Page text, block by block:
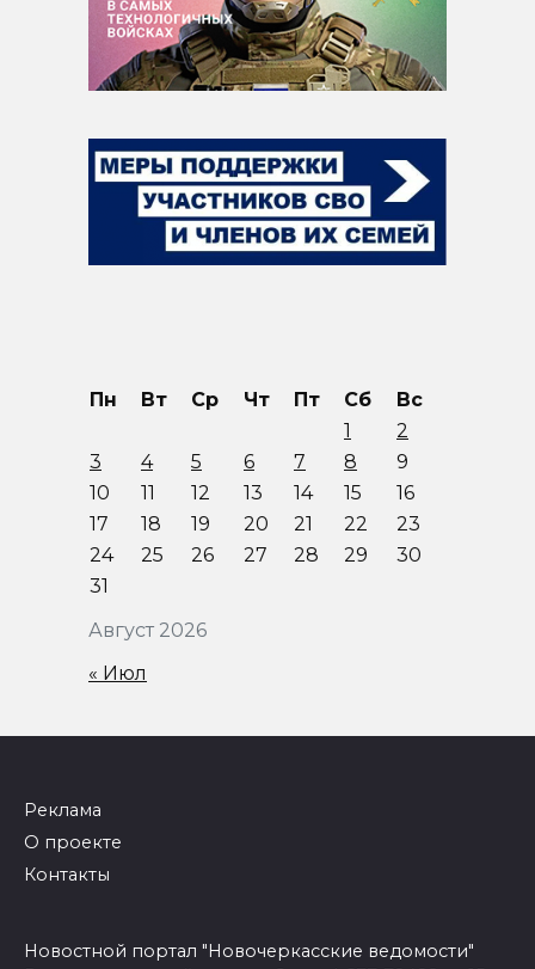
Август 2026
Пн Вт Ср Чт Пт Сб
Вс
1
2
3
4 5 6 7 8
9
10
11 12 13 14 15
16
17
18 19 20 21 22
23
24
25 26 27 28 29
30
31
« Июл
Реклама
О проекте
Контакты
Новостной портал "Новочеркасские ведомости"